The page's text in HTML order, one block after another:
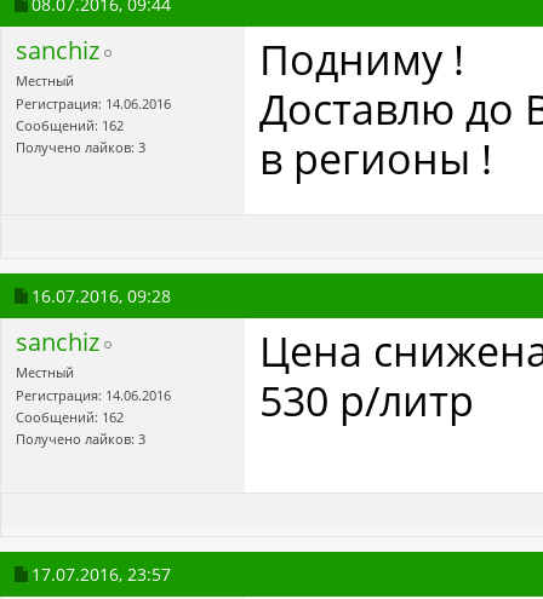
08.07.2016, 09:44
sanchiz
Местный
Регистрация: 14.06.2016
Сообщений: 162
Получено лайков: 3
Подниму !
Доставлю до
в регионы !
16.07.2016, 09:28
sanchiz
Местный
Регистрация: 14.06.2016
Сообщений: 162
Получено лайков: 3
Цена
530 р/литр
17.07.2016, 23:57